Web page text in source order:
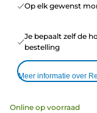
Op elk gewenst
Je bepaalt zelf de
bestelling
Meer informatie over
Online op voorraad